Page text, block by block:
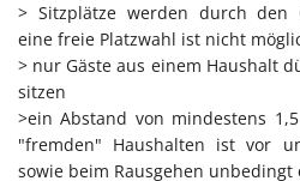
> Sitzplätze werden durch den
eine freie Platzwahl ist nicht
> nur Gäste aus einem Haushalt
sitzen
>ein Abstand von mindestens
"fremden" Haushalten ist vor
sowie beim Rausgehen unbedingt